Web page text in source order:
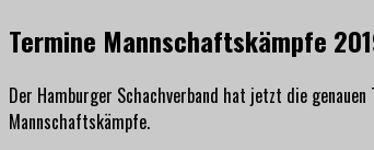
Termine Mannschaftskämpfe
Der Hamburger Schachverband hat jetzt die
Mannschaftskämpfe.